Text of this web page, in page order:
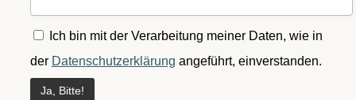
Ich bin mit der Verarbeitung meiner Daten, wie in
der Datenschutzerklärung angeführt, einverstanden.